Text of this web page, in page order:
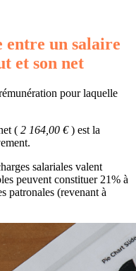
entre un salaire
et son net
pour laquelle
( 2 164,00 €) est la
salariales valent
peuvent constituer 21% à
patronales (revenant à